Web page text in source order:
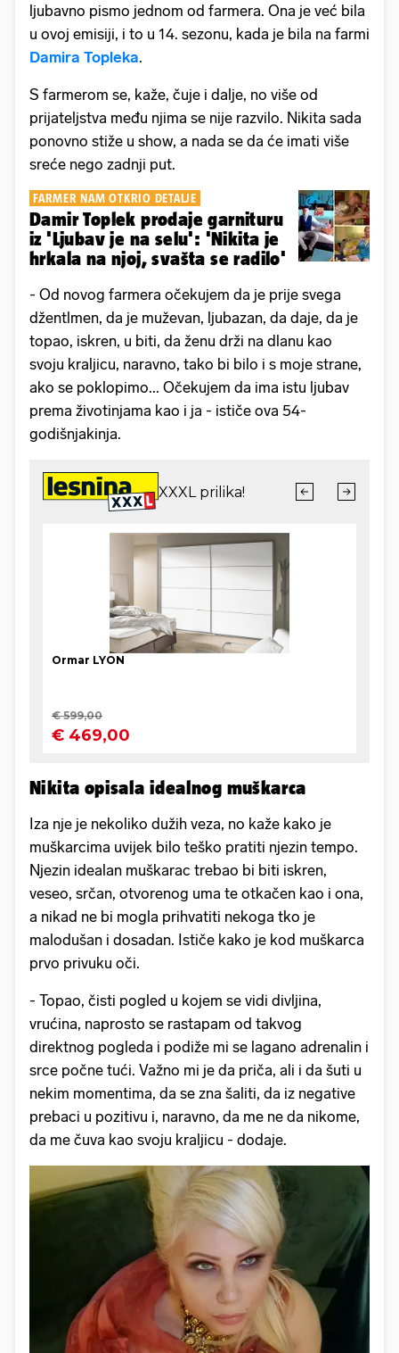
ljubavno pismo jednom od farmera. Ona je već bila
u ovoj emisiji, i to u 14. sezonu, kada je bila na farmi
Damira Topleka.
S farmerom se, kaže, čuje i dalje, no više od
prijateljstva među njima se nije razvilo. Nikita sada
ponovno stiže u show, a nada se da će imati više
sreće nego zadnji put.
FARMER NAM OTKRIO DETALJE
Damir Toplek prodaje garnituru
iz 'Ljubav je na selu': 'Nikita je
hrkala na njoj, svašta se radilo'
- Od novog farmera očekujem da je prije svega
džentlmen, da je muževan, ljubazan, da daje, da je
topao, iskren, u biti, da ženu drži na dlanu kao
svoju kraljicu, naravno, tako bi bilo i s moje strane,
ako se poklopimo... Očekujem da ima istu ljubav
prema životinjama kao i ja - ističe ova 54-
godišnjakinja.
Nikita opisala idealnog muškarca
Iza nje je nekoliko dužih veza, no kaže kako je
muškarcima uvijek bilo teško pratiti njezin tempo.
Njezin idealan muškarac trebao bi biti iskren,
veseo, srčan, otvorenog uma te otkačen kao i ona,
a nikad ne bi mogla prihvatiti nekoga tko je
malodušan i dosadan. Ističe kako je kod muškarca
prvo privuku oči.
- Topao, čisti pogled u kojem se vidi divljina,
vrućina, naprosto se rastapam od takvog
direktnog pogleda i podiže mi se lagano adrenalin i
srce počne tući. Važno mi je da priča, ali i da šuti u
nekim momentima, da se zna šaliti, da iz negative
prebaci u pozitivu i, naravno, da me ne da nikome,
da me čuva kao svoju kraljicu - dodaje.